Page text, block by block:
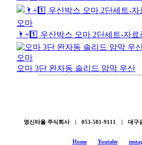
오마
🌂+1️⃣ 우산박스 오마 2단세트-자료
오마
오마 3단 완자동 솔리드 암막 우산
영신타올 주식회사 | 053-581-9111 | 대구광
Home Youtube